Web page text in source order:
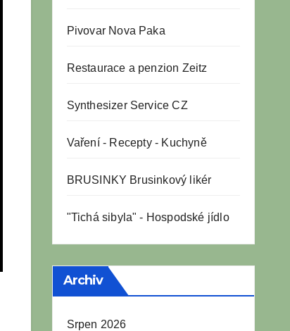
Pivovar Nova Paka
Restaurace a penzion Zeitz
Synthesizer Service CZ
Vaření- Recepty- Kuchyně
BRUSINKY Brusinkový likér
"Tichá sibyla" - Hospodské jídlo
Archiv
Srpen 2026